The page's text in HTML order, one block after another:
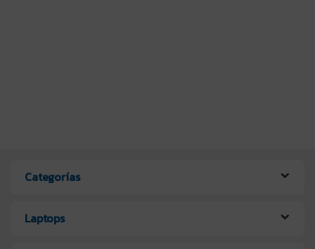
Categorías
Laptops